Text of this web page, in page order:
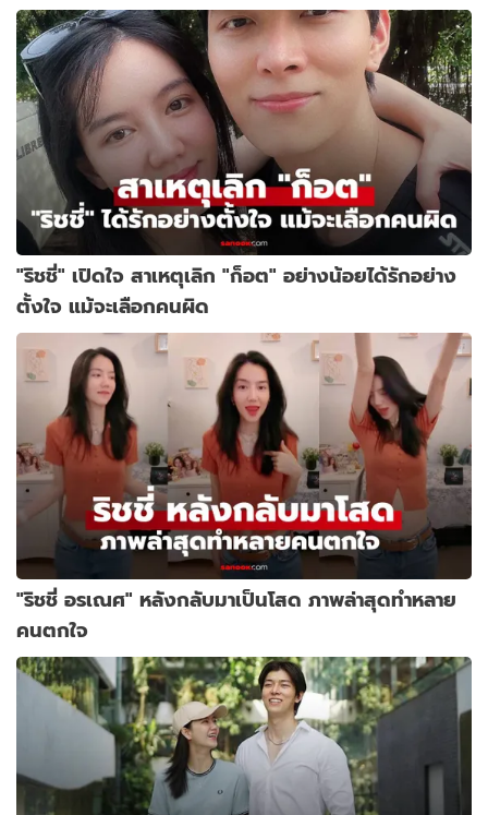
"ริชชี่" เปิดใจ สาเหตุเลิก "ก็อต" อย่างน้อยได้รักอย่าง
ตั้งใจ แม้จะเลือกคนผิด
"ริชชี่ อรเณศ" หลังกลับมาเป็นโสด ภาพล่าสุดทำหลาย
คนตกใจ